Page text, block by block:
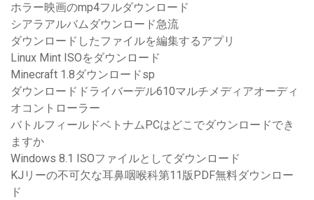
ホラー映画のmp4フルダウンロード
シアラアルバムダウンロード急流
ダウンロードしたファイルを編集するアプリ
Linux Mint ISOをダウンロード
Minecraft 1.8ダウンロードsp
ダウンロードドライバーデル610マルチメディアオーディ
オコントローラー
バトルフィールドベトナムPCはどこでダウンロードでき
ますか
Windows 8.1 ISOファイルとしてダウンロード
KJリーの不可欠な耳鼻咽喉科第11版PDF無料ダウンロー
ド